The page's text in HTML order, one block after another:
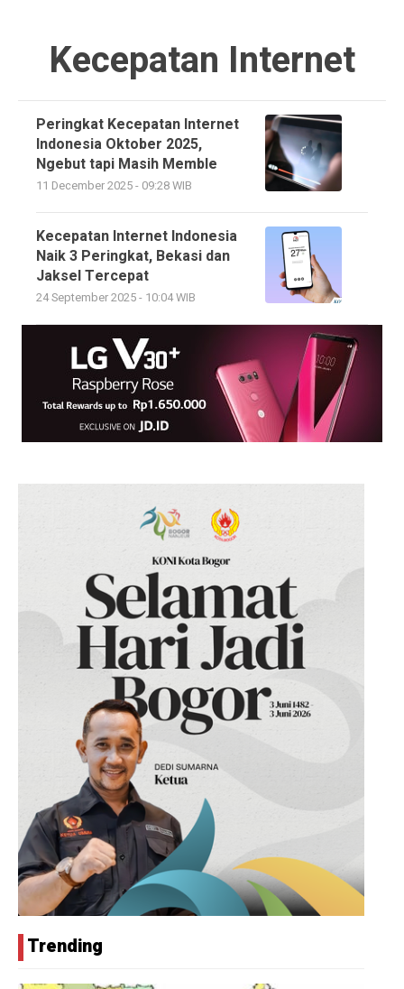
Kecepatan Internet
Peringkat Kecepatan Internet
Indonesia Oktober 2025,
Ngebut tapi Masih Memble
11 December 2025 - 09:28 WIB
Kecepatan Internet Indonesia
Naik 3 Peringkat, Bekasi dan
Jaksel Tercepat
24 September 2025 - 10:04 WIB
Trending